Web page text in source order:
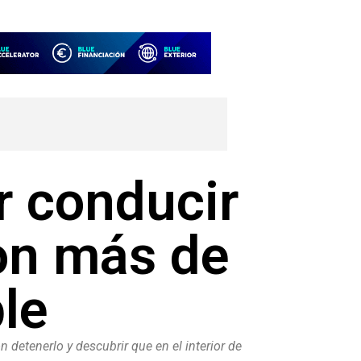
conducir
más de
detenerlo y descubrir que en el interior de